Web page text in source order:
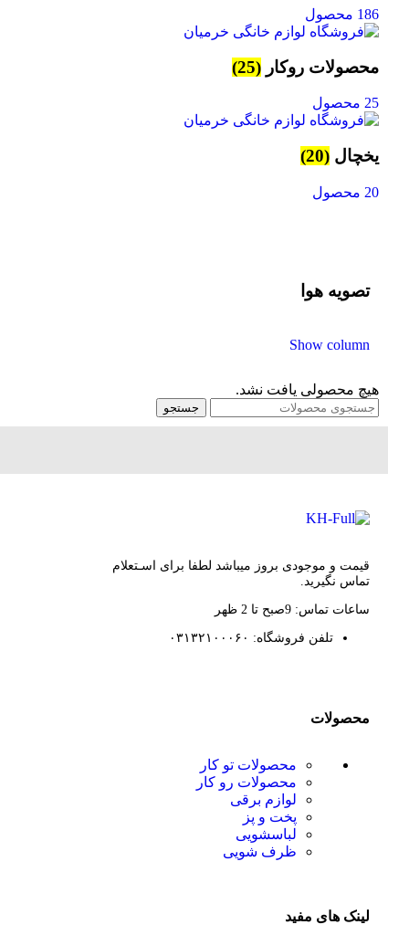
186 محصول
محصولات روکار (25)
25 محصول
یخچال (20)
20 محصول
تصویه هوا
Show column
هیچ محصولی یافت نشد.
جستجو
قیمت و موجودی بروز میباشد لطفا برای اسـتعلام
تماس نگیرید.
ساعات تماس: 9صبح تا 2 ظهر
تلفن فروشگاه: ۰۳۱۳۲۱۰۰۰۶۰
محصولات
محصولات تو کار
محصولات رو کار
لوازم برقی
پخت و پز
لباسشویی
ظرف شویی
لینک های مفید